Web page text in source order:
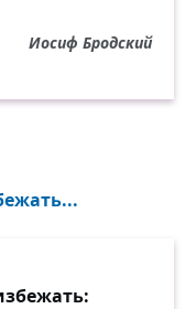
Иосиф Бродский